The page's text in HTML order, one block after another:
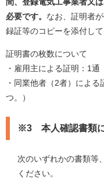
必要です。 なお、証明者
録証等のコピーを添付して
証明書の枚数について
・雇用主による証明：1通
・同業他者（2者）によ
つ。）
※3 本人確認書類
次のいずれかの書類等
ください。